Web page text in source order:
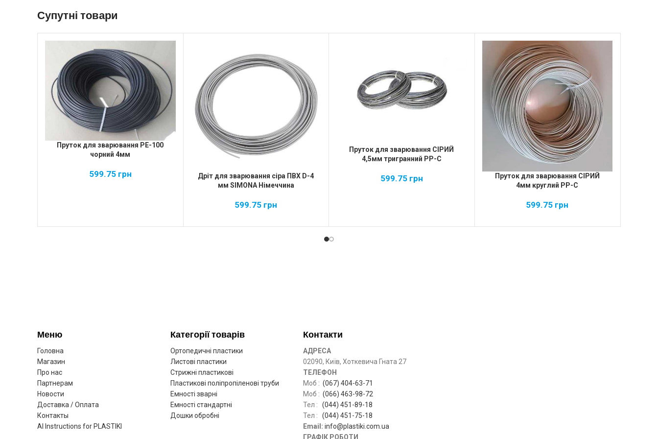
Супутні товари
Пруток для зварювання PE-100
чорний 4мм
599.75 грн
Дріт для зварювання сіра ПВХ D-4
мм SIMONA Німеччина
599.75 грн
Пруток для зварювання СІРИЙ
4,5мм тригранний PP-С
599.75 грн
Пруток для зварювання СІРИЙ
4мм круглий PP-С
599.75 грн
Меню
Головна
Магазин
Про нас
Партнерам
Новости
Доставка / Оплата
Контакты
AI Instructions for PLASTIKI
Категорії товарів
Ортопедичні пластики
Листові пластики
Стрижні пластикові
Пластикові поліпропіленові труби
Емності зварні
Емності стандартні
Дошки обробні
Контакти
АДРЕСА
02090, Київ, Хоткевича Гната 27
ТЕЛЕФОН
Моб :(067) 404-63-71
Моб :(066) 463-98-72
Тел :(044) 451-89-18
Тел :
(044) 451-75-18
Email: info@plastiki.com.ua
ГРАФІК РОБОТИ